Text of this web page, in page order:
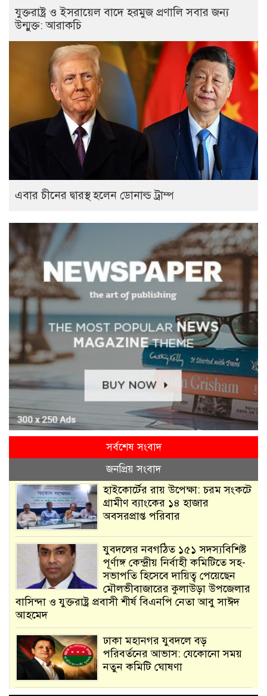
যুক্তরাষ্ট্র ও ইসরায়েল বাদে হরমুজ প্রণালি সবার জন্য
উন্মুক্ত: আরাকচি
এবার চীনের দ্বারস্থ হলেন ডোনাল্ড ট্রাম্প
সর্বশেষ সংবাদ
জনপ্রিয় সংবাদ
হাইকোর্টের রায় উপেক্ষা: চরম সংকটে
গ্রামীণ ব্যাংকের ১৪ হাজার
অবসরপ্রাপ্ত পরিবার
যুবদলের নবগঠিত ১৫১ সদস্যবিশিষ্ট
পূর্ণাঙ্গ কেন্দ্রীয় নির্বাহী কমিটিতে সহ-
সভাপতি হিসেবে দায়িত্ব পেয়েছেন
মৌলভীবাজারের কুলাউড়া উপজেলার
বাসিন্দা ও যুক্তরাষ্ট্র প্রবাসী শীর্ষ বিএনপি নেতা আবু সাঈদ
আহমেদ
ঢাকা মহানগর যুবদলে বড়
পরিবর্তনের আভাস: যেকোনো সময়
নতুন কমিটি ঘোষণা